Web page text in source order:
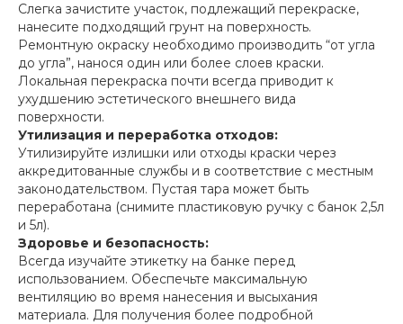
Слегка зачистите участок, подлежащий перекраске,
нанесите подходящий грунт на поверхность.
Ремонтную окраску необходимо производить “от угла
до угла”, нанося один или более слоев краски.
Локальная перекраска почти всегда приводит к
ухудшению эстетического внешнего вида
поверхности.
Утилизация и переработка отходов:
Утилизируйте излишки или отходы краски через
аккредитованные службы и в соответствие с местным
законодательством. Пустая тара может быть
переработана (снимите пластиковую ручку с банок 2,5л
и 5л).
Здоровье и безопасность:
Всегда изучайте этикетку на банке перед
использованием. Обеспечьте максимальную
вентиляцию во время нанесения и высыхания
материала. Для получения более подробной